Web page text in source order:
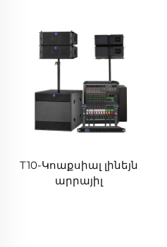
T10-Կոաքսիալ լինեյն
արրայիլ